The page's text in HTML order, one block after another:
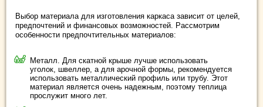
Выбор материала для изготовления каркаса зависит от целей,
предпочтений и финансовых возможностей. Рассмотрим
особенности предпочтительных материалов:
Металл. Для скатной крыше лучше использовать
уголок, швеллер, а для арочной формы, рекомендуется
использовать металлический профиль или трубу. Этот
материал является очень надежным, поэтому теплица
прослужит много лет.